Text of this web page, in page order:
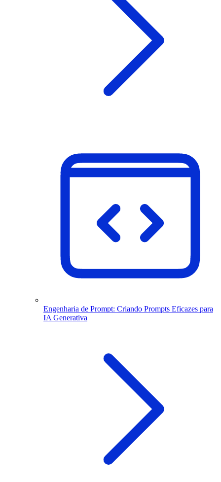
Engenharia de Prompt: Criando Prompts Eficazes para
IA Generativa